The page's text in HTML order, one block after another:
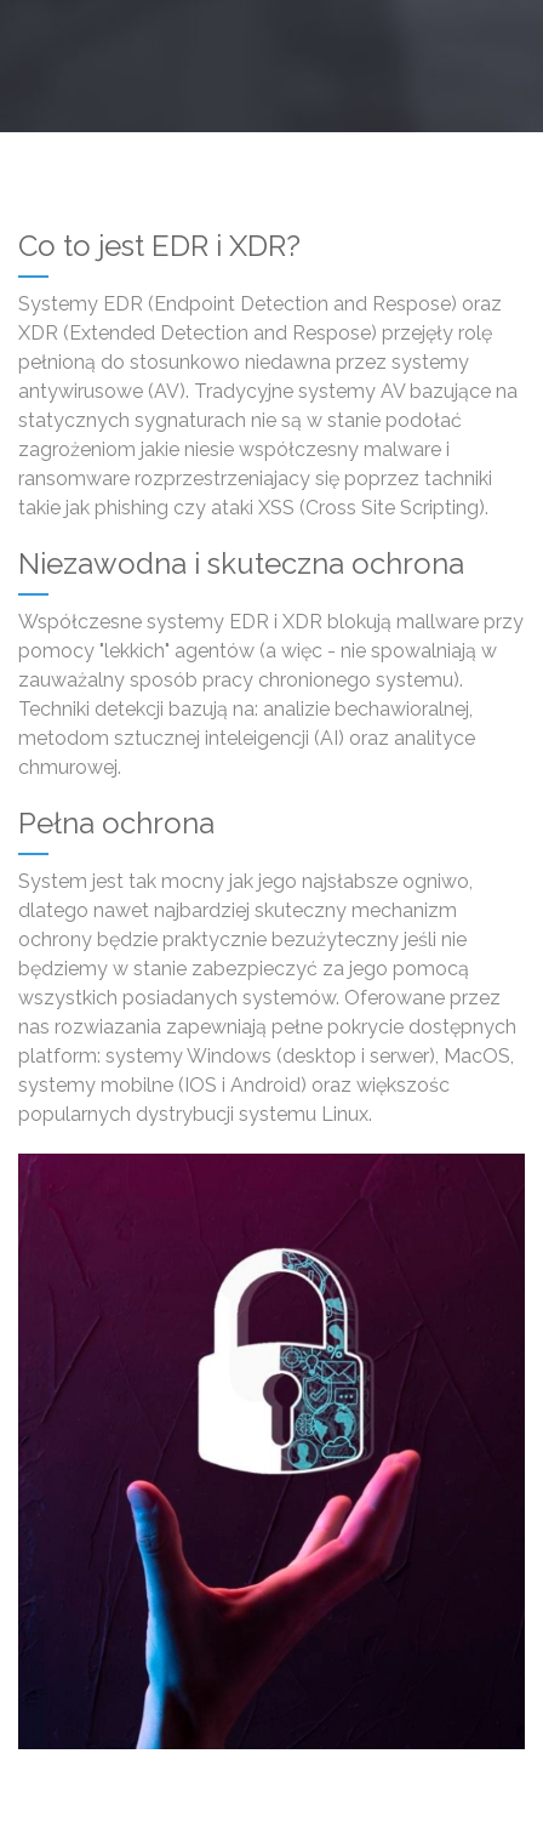
Co to jest EDR i XDR?
Systemy EDR (Endpoint Detection and Respose) oraz
XDR (Extended Detection and Respose) przejęły rolę
pełnioną do stosunkowo niedawna przez systemy
antywirusowe (AV). Tradycyjne systemy AV bazujące na
statycznych sygnaturach nie są w stanie podołać
zagrożeniom jakie niesie współczesny malware i
ransomware rozprzestrzeniajacy się poprzez tachniki
takie jak phishing czy ataki XSS (Cross Site Scripting).
Niezawodna i skuteczna ochrona
Współczesne systemy EDR i XDR blokują mallware przy
pomocy "lekkich" agentów (a więc - nie spowalniają w
zauważalny sposób pracy chronionego systemu).
Techniki detekcji bazują na: analizie bechawioralnej,
metodom sztucznej inteleigencji (AI) oraz analityce
chmurowej.
Pełna ochrona
System jest tak mocny jak jego najsłabsze ogniwo,
dlatego nawet najbardziej skuteczny mechanizm
ochrony będzie praktycznie bezużyteczny jeśli nie
będziemy w stanie zabezpieczyć za jego pomocą
wszystkich posiadanych systemów. Oferowane przez
nas rozwiazania zapewniają pełne pokrycie dostępnych
platform: systemy Windows (desktop i serwer), MacOS,
systemy mobilne (IOS i Android) oraz większośc
popularnych dystrybucji systemu Linux.